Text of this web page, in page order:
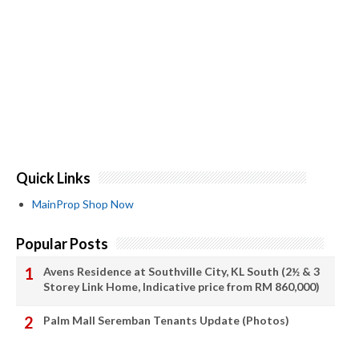
Quick Links
MainProp Shop Now
Popular Posts
Avens Residence at Southville City, KL South (2½ & 3
Storey Link Home, Indicative price from RM 860,000)
Palm Mall Seremban Tenants Update (Photos)